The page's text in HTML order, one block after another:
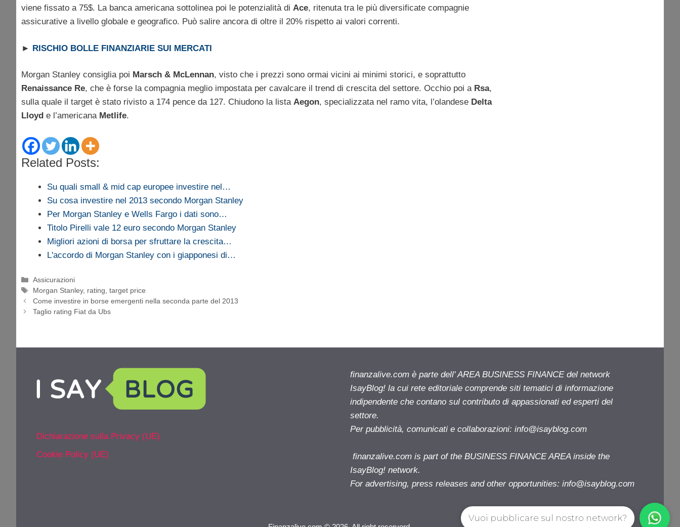
viene fissato a 75$. La banca americana sottolinea poi le potenzialità di Ace, ritenuta tra le più diversificate compagnie
assicurative a livello globale e geografico. Può salire ancora di oltre il 20% rispetto ai valori correnti.
► RISCHIO BOLLE FINANZIARIE SUI MERCATI
Morgan Stanley consiglia poi Marsch & McLennan, visto che i prezzi sono ormai vicini ai minimi storici, e soprattutto
Renaissance Re, che è forse la compagnia meglio impostata per cavalcare il trend di crescita del settore. Occhio poi a Rsa,
sulla quale il target è stato rivisto a 174 pence da 127. Chiudono la lista Aegon, specializzata nel ramo vita, l’olandese Delta
Lloyd e l’americana Metlife.
Related Posts:
Su quali small & mid cap europee investire nel…
Su cosa investire nel 2013 secondo Morgan Stanley
Per Morgan Stanley e Wells Fargo i dati sono…
Titolo Pirelli vale 12 euro secondo Morgan Stanley
Migliori azioni di borsa per sfruttare la crescita…
L'accordo di Morgan Stanley con i giapponesi di…
Categorie
Assicurazioni
Tag
Morgan Stanley, rating ,target price
Come investire in borse emergenti nella seconda parte del 2013
Taglio rating Fiat da Ubs
Dichiarazione sulla Privacy (UE)
Cookie Policy (UE)
finanzalive.com è parte dell' AREA BUSINESS FINANCE del network
IsayBlog! la cui rete editoriale comprende siti tematici di informazione
indipendente che contano sul contributo di appassionati ed esperti del
settore.
Per pubblicità, comunicati e collaborazioni: info@isayblog.com
finanzalive.com is part of the BUSINESS FINANCE AREA inside the
IsayBlog! network.
For advertising, press releases and other opportunities: info@isayblog.com
Vuoi pubblicare sul nostro network?